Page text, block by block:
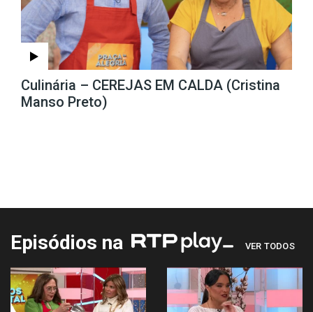
Culinária – CEREJAS EM CALDA (Cristina
Manso Preto)
Episódios na VER TODOS